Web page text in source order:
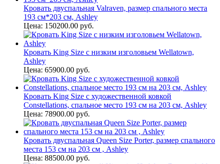
Кровать двуспальная Valraven, размер спального места
193 см*203 см, Ashley
Цена: 150200.00 руб.
Кровать King Size с низким изголовьем Wellatown,
Ashley
Цена: 65900.00 руб.
Кровать King Size с художественной ковкой
Constellations, спальное место 193 см на 203 см, Ashley
Цена: 78900.00 руб.
Кровать двуспальная Queen Size Porter, размер спального
места 153 см на 203 см , Ashley
Цена: 88500.00 руб.